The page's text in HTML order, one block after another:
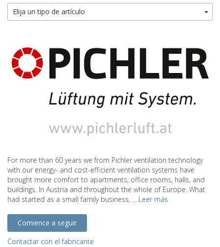
Elija un tipo de artículo
For more than 60 years we from Pichler ventilation technology
with our energy- and cost-efficient ventilation systems have
brought more comfort to apartments, office rooms, halls, and
buildings. In Austria and throughout the whole of Europe. What
had started as a small family business, ... Leer más
Comience a seguir
Contactar con el fabricante